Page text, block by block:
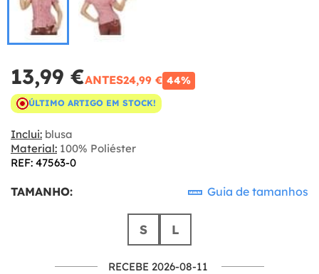
13,99 €ANTES24,99 € 44%
ÚLTIMO ARTIGO EM STOCK!
Inclui: blusa
Material: 100% Poliéster
REF: 47563-0
TAMANHO: Guia de tamanhos
S L
RECEBE 2026-08-11